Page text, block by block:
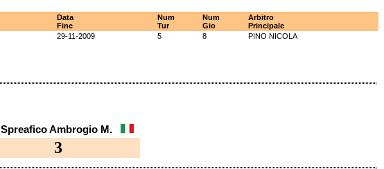
Data
Fine
Num
Tur
Num
Gio
Arbitro
Principale
29-11-2009 5 8
PINO NICOLA
Spreafico Ambrogio M.
3